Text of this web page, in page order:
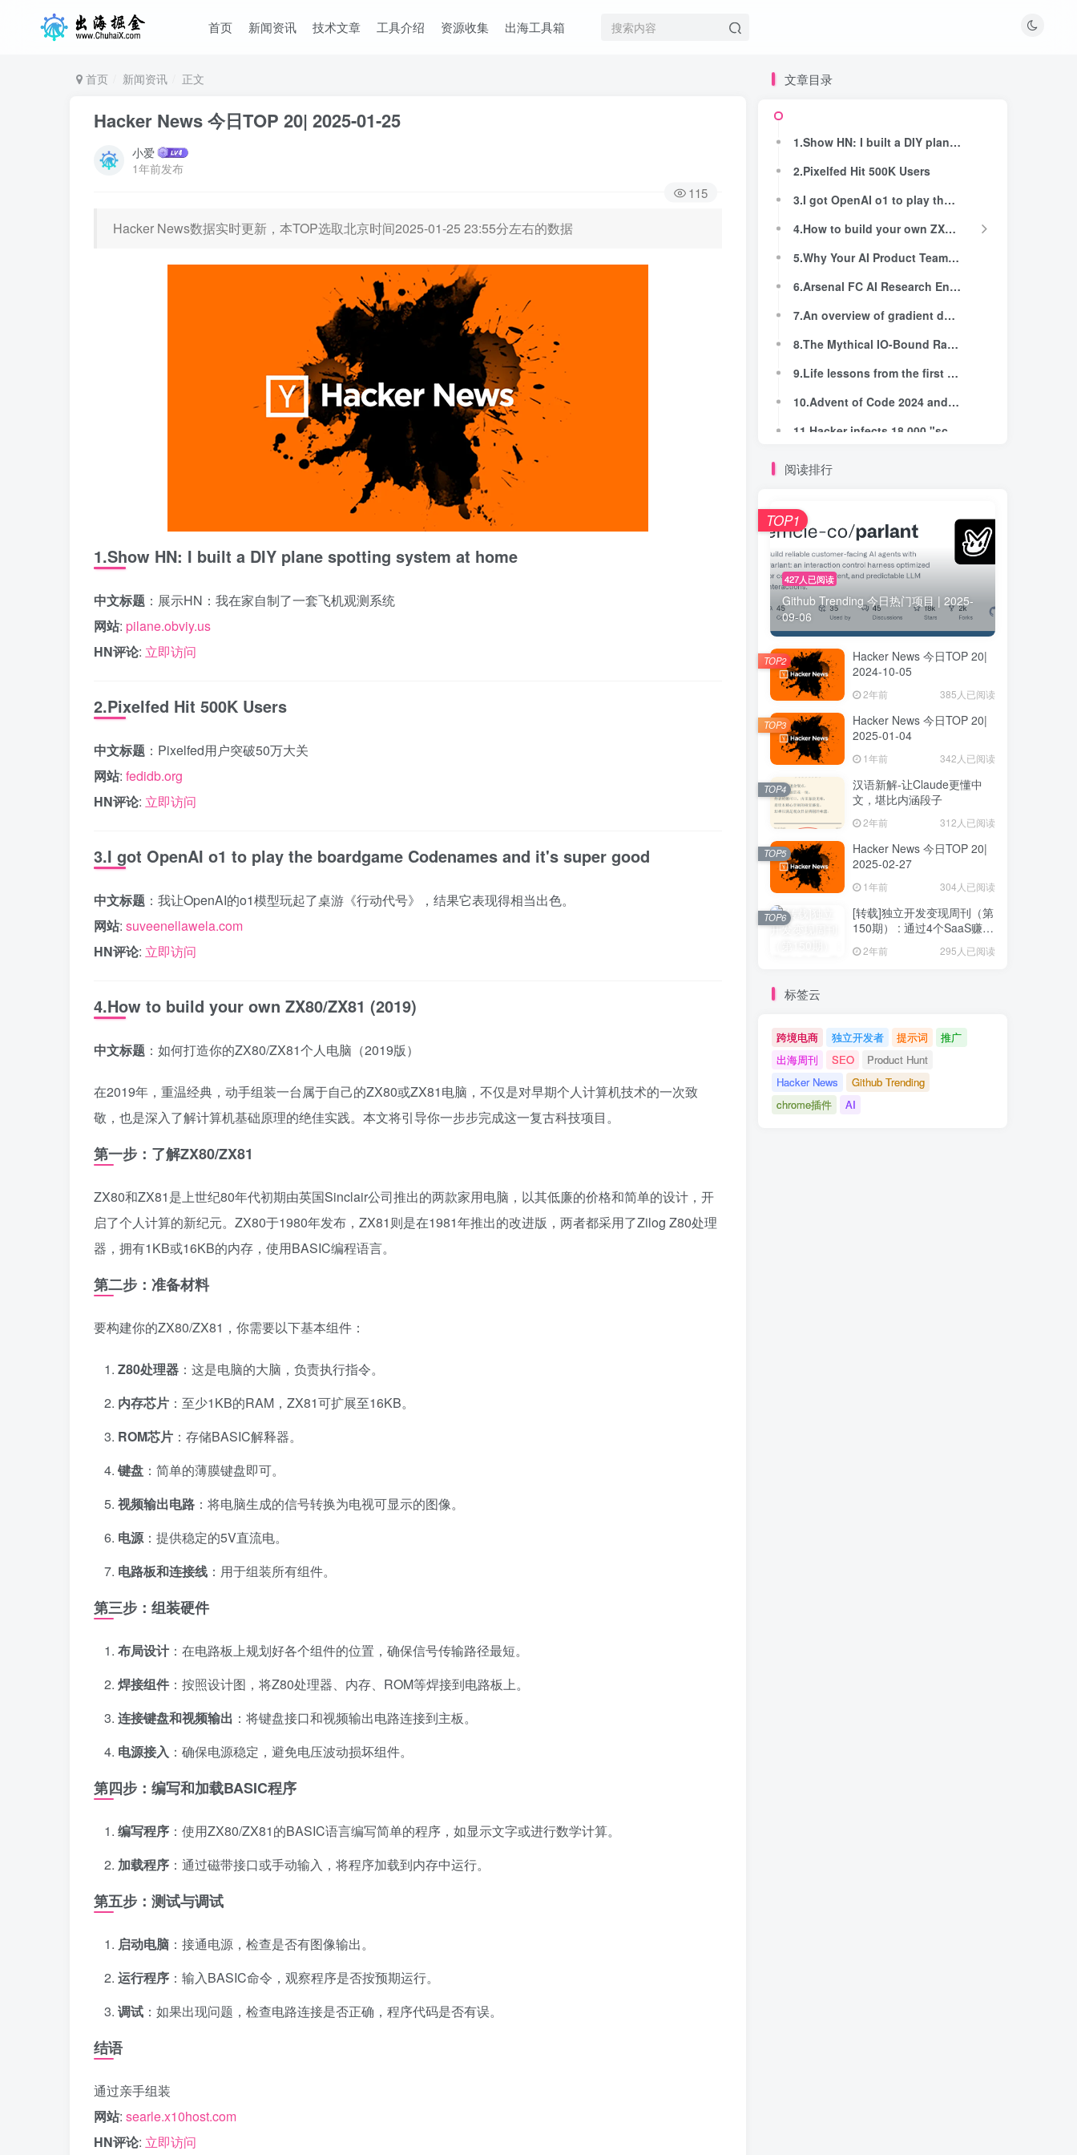
首页 新闻资讯 技术文章 工具介绍 资源收集 出海工具箱
首页 新闻资讯 正文
Hacker News 今日TOP 20| 2025-01-25
小爱
1年前发布
115
Hacker News数据实时更新，本TOP选取北京时间2025-01-25 23:55分左右的数据
1.Show HN: I built a DIY plane spotting system at home
中文标题 ：展示HN：我在家自制了一套飞机观测系统
网站: pilane.obviy.us
HN评论: 立即访问
2.Pixelfed Hit 500K Users
中文标题 ：Pixelfed用户突破50万大关
网站: fedidb.org
HN评论: 立即访问
3.I got OpenAI o1 to play the boardgame Codenames and it's super good
中文标题 ：我让OpenAI的o1模型玩起了桌游《行动代号》，结果它表现得相当出色。
网站: suveenellawela.com
HN评论: 立即访问
4.How to build your own ZX80/ZX81 (2019)
中文标题 ：如何打造你的ZX80/ZX81个人电脑（2019版）
在2019年，重温经典，动手组装一台属于自己的ZX80或ZX81电脑，不仅是对早期个人计算机技术的一次致
敬，也是深入了解计算机基础原理的绝佳实践。本文将引导你一步步完成这一复古科技项目。
第一步：了解ZX80/ZX81
ZX80和ZX81是上世纪80年代初期由英国Sinclair公司推出的两款家用电脑，以其低廉的价格和简单的设计，开
启了个人计算的新纪元。ZX80于1980年发布，ZX81则是在1981年推出的改进版，两者都采用了Zilog Z80处理
器，拥有1KB或16KB的内存，使用BASIC编程语言。
第二步：准备材料
要构建你的ZX80/ZX81，你需要以下基本组件：
Z80处理器 ：这是电脑的大脑，负责执行指令。
内存芯片 ：至少1KB的RAM，ZX81可扩展至16KB。
ROM芯片 ：存储BASIC解释器。
键盘 ：简单的薄膜键盘即可。
视频输出电路 ：将电脑生成的信号转换为电视可显示的图像。
电源：提供稳定的5V直流电。
电路板和连接线 ：用于组装所有组件。
第三步：组装硬件
布局设计：在电路板上规划好各个组件的位置，确保信号传输路径最短。
焊接组件 ：按照设计图，将Z80处理器、内存、ROM等焊接到电路板上。
连接键盘和视频输出 ：将键盘接口和视频输出电路连接到主板。
电源接入 ：确保电源稳定，避免电压波动损坏组件。
第四步：编写和加载BASIC程序
编写程序 ：使用ZX80/ZX81的BASIC语言编写简单的程序，如显示文字或进行数学计算。
加载程序 ：通过磁带接口或手动输入，将程序加载到内存中运行。
第五步：测试与调试
启动电脑 ：接通电源，检查是否有图像输出。
运行程序 ：输入BASIC命令，观察程序是否按预期运行。
调试 ：如果出现问题，检查电路连接是否正确，程序代码是否有误。
结语
通过亲手组装
网站: searle.x10host.com
HN评论: 立即访问
文章目录
1.Show HN: I built a DIY plane spotting system at home
2.Pixelfed Hit 500K Users
3.I got OpenAI o1 to play the boardgame Codenames and it's super good
4.How to build your own ZX80/ZX81 (2019)
5.Why Your AI Product Team Needs an AI Quality Lead
6.Arsenal FC AI Research Engineer Job Posting
7.An overview of gradient descent optimization algorithms (2016)
8.The Mythical IO-Bound Rails App
9.Life lessons from the first half-century of my career
10.Advent of Code 2024 and BQN
14.Inboxbooster (YC W17) Is Hiring
15.TinyZero
17.Show HN: Trolling SMS spammers with Ollama
18.Show HN: Using YOLO to Detect Office Chairs in 40M Hotel Photos
19.File Explorer is merged to Helix editor
20.Show HN: Habby – A straightforward bullet journal with habit tracking
文章目录
1.Show HN: I built a DIY plane spotting system at home
2.Pixelfed Hit 500K Users
3.I got OpenAI o1 to play the boardgame Codenames and it's super good
4.How to build your own ZX80/ZX81 (2019)
5.Why Your AI Product Team Needs an AI Quality Lead
6.Arsenal FC AI Research Engineer Job Posting
7.An overview of gradient descent optimization algorithms (2016)
8.The Mythical IO-Bound Rails App
9.Life lessons from the first half-century of my career
10.Advent of Code 2024 and BQN
14.Inboxbooster (YC W17) Is Hiring
15.TinyZero
17.Show HN: Trolling SMS spammers with Ollama
18.Show HN: Using YOLO to Detect Office Chairs in 40M Hotel Photos
19.File Explorer is merged to Helix editor
20.Show HN: Habby – A straightforward bullet journal with habit tracking
阅读排行
427人已阅读
Github Trending 今日热门项目 | 2025-
09-06
TOP1
Hacker News 今日TOP 20|
2024-10-05
2年前 385人已阅读
TOP2
Hacker News 今日TOP 20|
2025-01-04
1年前 342人已阅读
TOP3
汉语新解-让Claude更懂中
文，堪比内涵段子
2年前 312人已阅读
TOP4
Hacker News 今日TOP 20|
2025-02-27
1年前 304人已阅读
TOP5
[转载]独立开发变现周刊（第
150期） : 通过4个SaaS赚取
2年前 295人已阅读
TOP6
标签云
跨境电商 独立开发者 提示词
推广
出海周刊
SEO
Product Hunt
Hacker News
Github Trending
chrome插件
AI